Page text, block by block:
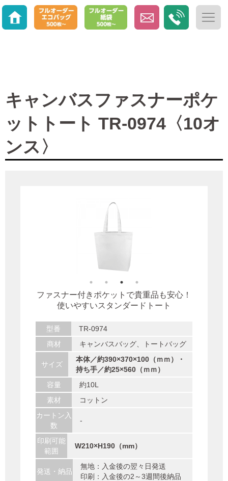
キャンバスファスナーポケ
ットトート TR-0974〈10オ
ンス〉
ファスナー付きポケットで貴重品も安心！
使いやすいスタンダードトート
型番
TR-0974
商材
キャンバスバッグ、トートバッグ
サイズ
本体／約390×370×100（ｍｍ）・
持ち手／約25×560（ｍｍ）
容量
約10L
素材
コットン
カートン入
数
-
印刷可能
範囲
W210×H190（mm）
発送・納品
無地：入金後の翌々日発送
印刷：入金後の2～3週間後納品